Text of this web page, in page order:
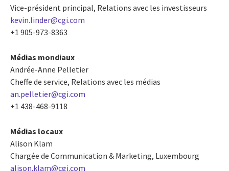
Vice-président principal, Relations avec les investisseurs
kevin.linder@cgi.com
+1 905-973-8363
Médias mondiaux
Andrée-Anne Pelletier
Cheffe de service, Relations avec les médias
an.pelletier@cgi.com
+1 438-468-9118
Médias locaux
Alison Klam
Chargée de Communication & Marketing, Luxembourg
alison.klam@cgi.com